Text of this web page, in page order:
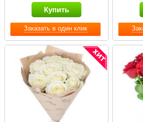
Заказать в один клик
Купить